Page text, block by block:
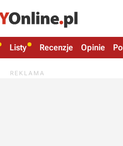
Listy Recenzje Opinie